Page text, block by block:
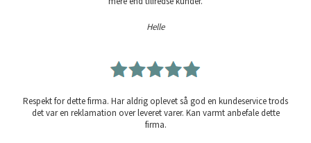
Helle
Respekt for dette firma. Har aldrig oplevet så god en kundeservice trods
det var en reklamation over leveret varer. Kan varmt anbefale dette
firma.